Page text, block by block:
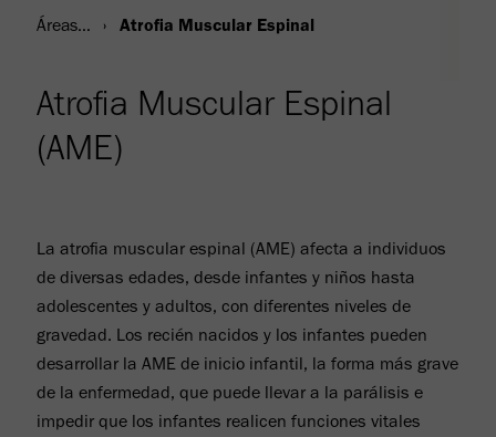
Áreas terapéuticas Atrofia Muscular Espinal
Atrofia Muscular Espinal
(AME)
La atrofia muscular espinal (AME) afecta a individuos
de diversas edades, desde infantes y niños hasta
adolescentes y adultos, con diferentes niveles de
gravedad. Los recién nacidos y los infantes pueden
desarrollar la AME de inicio infantil, la forma más grave
de la enfermedad, que puede llevar a la parálisis e
impedir que los infantes realicen funciones vitales